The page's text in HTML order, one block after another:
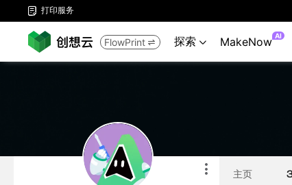
 打印服务
FlowPrint  探索  MakeNow AI